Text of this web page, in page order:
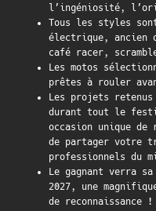
l’ingéniosité,
Tous les styles
électrique, ancien
café racer,
Les motos
prêtes à rouler
Les projets
durant tout le
occasion unique de
de partager votre
professionnels du
Le gagnant verra
2027, une
de reconnaissance !